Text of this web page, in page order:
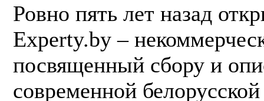
Ровно пять лет назад
Experty.by –
посвященный сбору и
современной